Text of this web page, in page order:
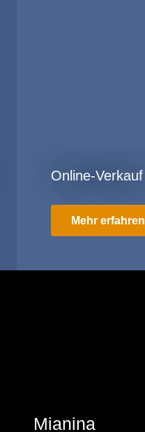
Online-Verkauf
Mehr erfahren
Mianina